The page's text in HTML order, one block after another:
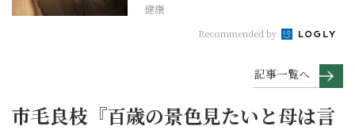
健康
Recommended by
記事一覧へ
市毛良枝『百歳の景色見たいと母は言